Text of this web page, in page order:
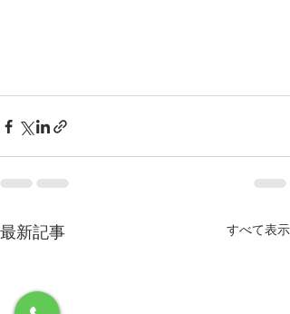
最新記事 すべて表示